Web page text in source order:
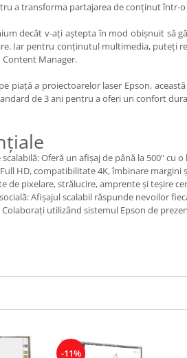
a transforma partajarea de conținut într-
decât v-ați aștepta în mod obișnuit să
Iar pentru conținutul multimedia, puteți
Content Manager.
pe piață a proiectoarelor laser Epson,
de 3 ani pentru a oferi un confort
Oferă un afișaj de până la 500" cu
HD, compatibilitate 4K, îmbinare margini
de pixelare, strălucire, amprente şi teșire
Afișajul scalabil răspunde nevoilor
utilizând sistemul Epson de
-11%